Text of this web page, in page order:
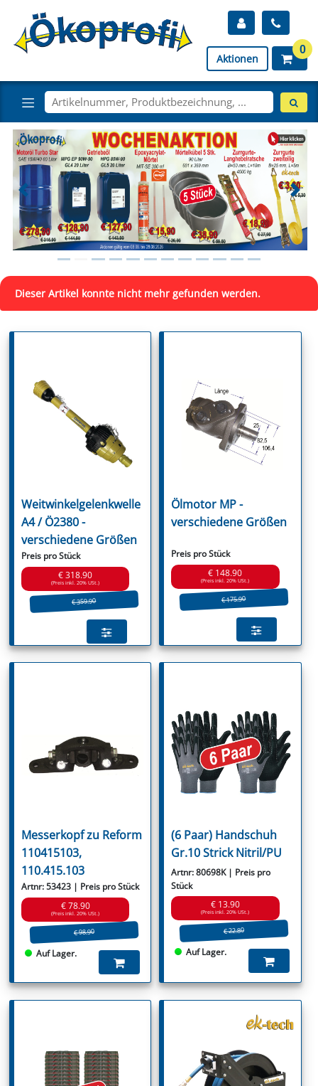
Aktionen
0
Dieser Artikel konnte nicht mehr gefunden werden.
Weitwinkelgelenkwelle
A4 / Ö2380 -
verschiedene Größen
Preis pro Stück
€ 318.90
(Preis inkl. 20% USt.)
€ 359.90
Ölmotor MP -
verschiedene Größen
Preis pro Stück
€ 148.90
(Preis inkl. 20% USt.)
€ 175.90
Messerkopf zu Reform
110415103,
110.415.103
Artnr: 53423 | Preis pro Stück
€ 78.90
(Preis inkl. 20% USt.)
€ 98.90
Auf Lager.
(6 Paar) Handschuh
Gr.10 Strick Nitril/PU
Artnr: 80698K | Preis pro
Stück
€ 13.90
(Preis inkl. 20% USt.)
€ 22.80
Auf Lager.